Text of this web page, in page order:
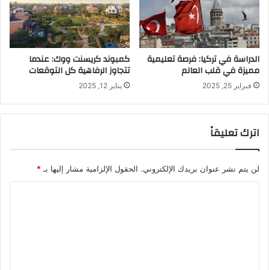
الدراسة في تركيا: فرصة تعليمية
مميزة في قلب العالم
فبراير 25, 2025
كمبوند كريسنت ووك: عندما
تتجاوز الرفاهية كل التوقعات
يناير 12, 2025
اترك تعليقاً
لن يتم نشر عنوان بريدك الإلكتروني. الحقول الإلزامية مشار إليها بـ *